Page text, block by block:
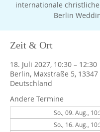
internationale
Berlin
Zeit & Ort
18. Juli 2027, 10:30 – 12:30
Berlin, Maxstraße 5,
Deutschland
Andere Termine
So., 09. Aug.,
So., 16. Aug.,